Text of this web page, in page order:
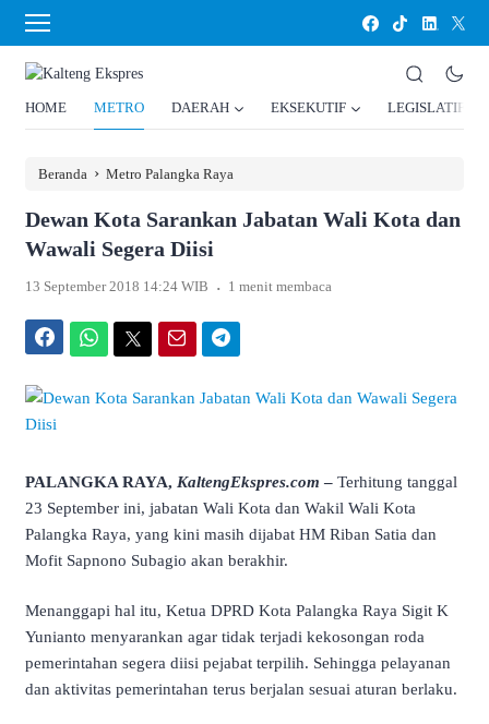
HOME METRO DAERAH EKSEKUTIF LEGISLATIF
Beranda › Metro Palangka Raya
Dewan Kota Sarankan Jabatan Wali Kota dan
Wawali Segera Diisi
13 September 2018 14:24 WIB . 1 menit membaca
PALANGKA RAYA, KaltengEkspres.com– Terhitung tanggal
23 September ini, jabatan Wali Kota dan Wakil Wali Kota
Palangka Raya, yang kini masih dijabat HM Riban Satia dan
Mofit Sapnono Subagio akan berakhir.
Menanggapi hal itu, Ketua DPRD Kota Palangka Raya Sigit K
Yunianto menyarankan agar tidak terjadi kekosongan roda
pemerintahan segera diisi pejabat terpilih. Sehingga pelayanan
dan aktivitas pemerintahan terus berjalan sesuai aturan berlaku.